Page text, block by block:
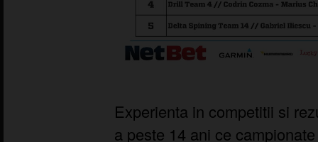
Experienta in competitii si
a peste 14 ani ce